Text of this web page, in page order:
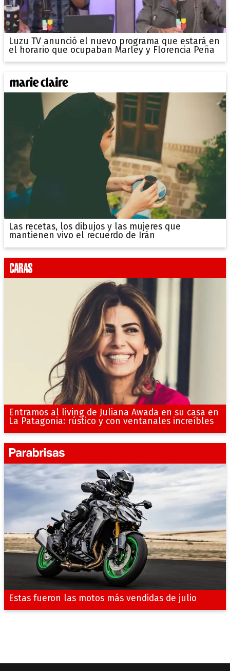
Luzu TV anunció el nuevo programa que estará en
el horario que ocupaban Marley y Florencia Peña
Las recetas, los dibujos y las mujeres que
mantienen vivo el recuerdo de Irán
Entramos al living de Juliana Awada en su casa en
La Patagonia: rústico y con ventanales increíbles
Estas fueron las motos más vendidas de julio